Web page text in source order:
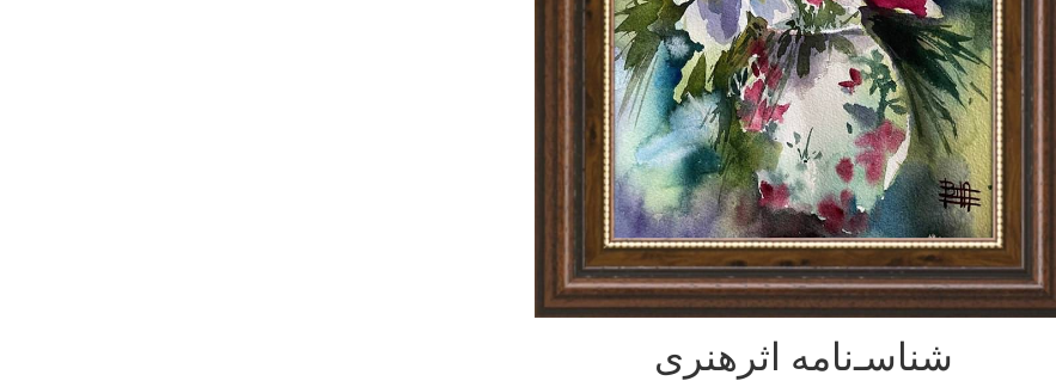
شناسـ‌نامه اثرهنری